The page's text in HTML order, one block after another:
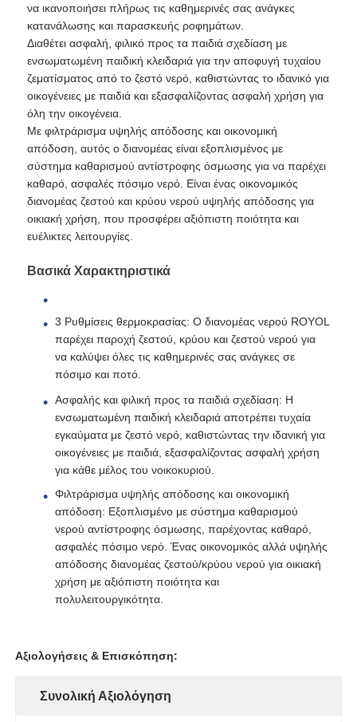
Δοχείο πίεσης FRP
Δεξαμενή άλμης μαλακτικού νερού
Ρητίνη ανταλλαγής
Βαλβίδα ελέγχου φίλτρου
Ηλεκτρομαγνητική βαλβίδα
Μετρητής ροής
Στήριγμα RO
να ικανοποιήσει πλήρως τις καθημερινές σας ανάγκες
κατανάλωσης και παρασκευής ροφημάτων.
Διαθέτει ασφαλή, φιλικό προς τα παιδιά σχεδίαση με
ενσωματωμένη παιδική κλειδαριά για την αποφυγή τυχαίου
ζεματίσματος από το ζεστό νερό, καθιστώντας το ιδανικό για
οικογένειες με παιδιά και εξασφαλίζοντας ασφαλή χρήση για
όλη την οικογένεια.
Με φιλτράρισμα υψηλής απόδοσης και οικονομική
απόδοση, αυτός ο διανομέας είναι εξοπλισμένος με
σύστημα καθαρισμού αντίστροφης όσμωσης για να παρέχει
καθαρό, ασφαλές πόσιμο νερό. Είναι ένας οικονομικός
διανομέας ζεστού και κρύου νερού υψηλής απόδοσης για
οικιακή χρήση, που προσφέρει αξιόπιστη ποιότητα και
ευέλικτες λειτουργίες.
Βασικά Χαρακτηριστικά
3 Ρυθμίσεις θερμοκρασίας: Ο διανομέας νερού ROYOL
παρέχει παροχή ζεστού, κρύου και ζεστού νερού για
να καλύψει όλες τις καθημερινές σας ανάγκες σε
πόσιμο και ποτό.
Ασφαλής και φιλική προς τα παιδιά σχεδίαση: Η
ενσωματωμένη παιδική κλειδαριά αποτρέπει τυχαία
εγκαύματα με ζεστό νερό, καθιστώντας την ιδανική για
οικογένειες με παιδιά, εξασφαλίζοντας ασφαλή χρήση
για κάθε μέλος του νοικοκυριού.
Φιλτράρισμα υψηλής απόδοσης και οικονομική
απόδοση: Εξοπλισμένο με σύστημα καθαρισμού
νερού αντίστροφης όσμωσης, παρέχοντας καθαρό,
ασφαλές πόσιμο νερό. Ένας οικονομικός αλλά υψηλής
απόδοσης διανομέας ζεστού/κρύου νερού για οικιακή
χρήση με αξιόπιστη ποιότητα και
πολυλειτουργικότητα.
Αξιολογήσεις & Επισκόπηση:
Συνολική Αξιολόγηση